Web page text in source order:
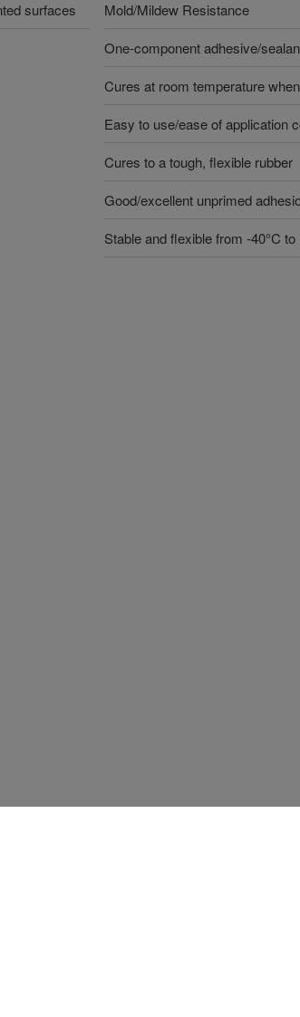
surfaces
Mold/Mildew Resistance
One-component adhesive/
Cures at room temperature
Easy to use/ease of application
Cures to a tough, flexible rubber
Good/excellent unprimed
Stable and flexible from -40°C to